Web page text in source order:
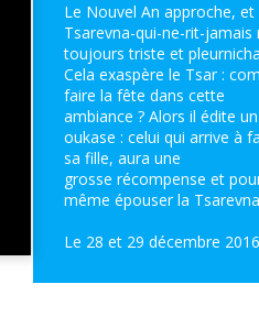
Le Nouvel An approche, et
Tsarevna-qui-ne-rit-jamais
toujours triste et
Cela exaspère le Tsar :
faire la fête dans cette
ambiance ? Alors il édite un
oukase : celui qui arrive à
sa fille, aura une
grosse récompense et
même épouser la
Le 28 et 29 décembre 2016